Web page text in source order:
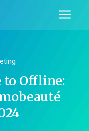
to Offline: